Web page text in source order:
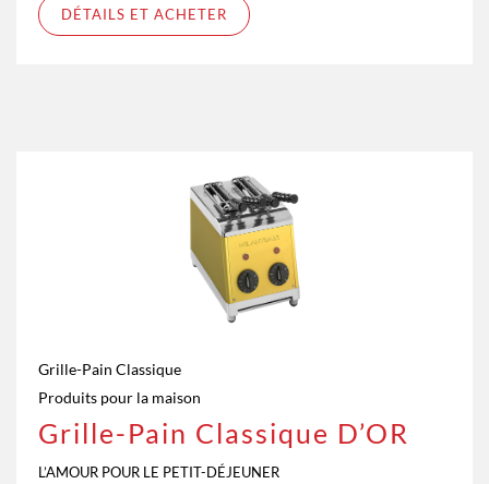
DÉTAILS ET ACHETER
Grille-Pain Classique
Produits pour la maison
Grille-Pain Classique D’OR
L’AMOUR POUR LE PETIT-DÉJEUNER